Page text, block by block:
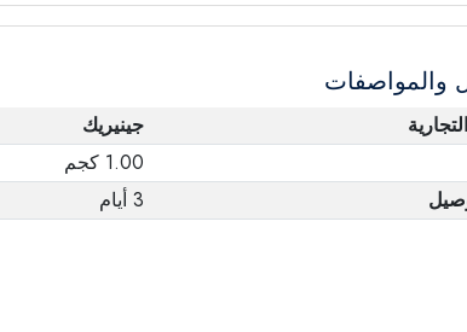
والمواصفات
جينيريك
1.00 كجم
3 أيام